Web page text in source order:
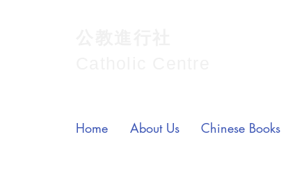
Home About Us Chinese Books